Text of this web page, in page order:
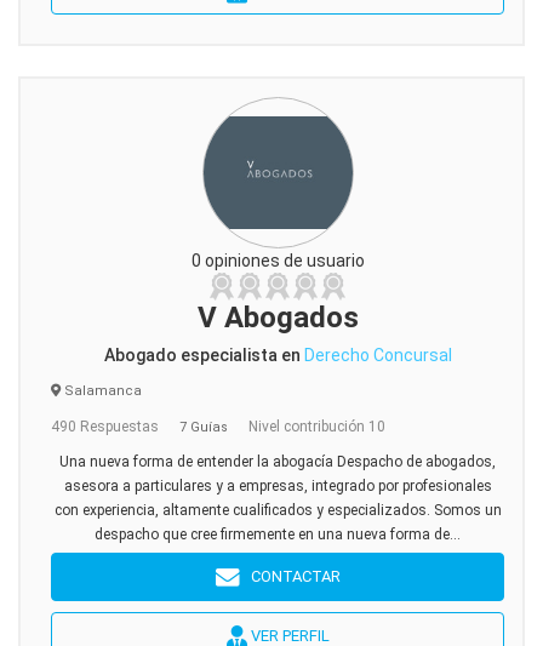
0 opiniones de usuario
V Abogados
Abogado especialista en Derecho Concursal
Salamanca
490 Respuestas 7 Guías Nivel contribución 10
Una nueva forma de entender la abogacía Despacho de abogados,
asesora a particulares y a empresas, integrado por profesionales
con experiencia, altamente cualificados y especializados. Somos un
despacho que cree firmemente en una nueva forma de...
CONTACTAR
VER PERFIL